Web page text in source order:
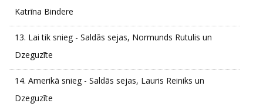
Katrīna Bindere
13. Lai tik snieg - Saldās sejas, Normunds Rutulis un
Dzeguzīte
14. Amerikā snieg - Saldās sejas, Lauris Reiniks un
Dzeguzīte